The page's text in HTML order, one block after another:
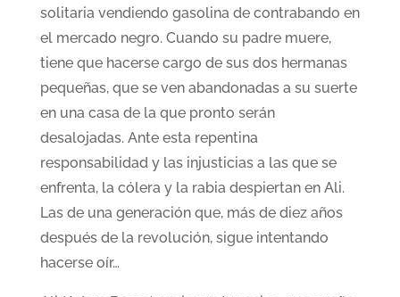
solitaria vendiendo gasolina de contrabando en
el mercado negro. Cuando su padre muere,
tiene que hacerse cargo de sus dos hermanas
pequeñas, que se ven abandonadas a su suerte
en una casa de la que pronto serán
desalojadas. Ante esta repentina
responsabilidad y las injusticias a las que se
enfrenta, la cólera y la rabia despiertan en Ali.
Las de una generación que, más de diez años
después de la revolución, sigue intentando
hacerse oír…